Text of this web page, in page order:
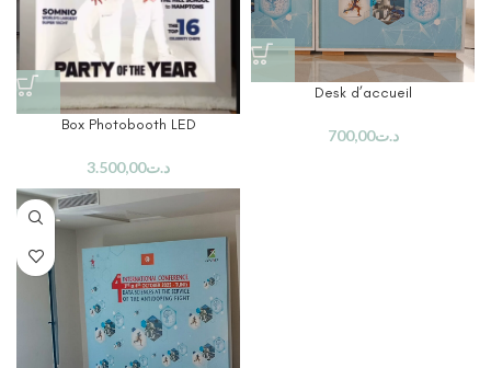
Box Photobooth LED
د.ت3.500,00
Desk d’accueil
د.ت700,00